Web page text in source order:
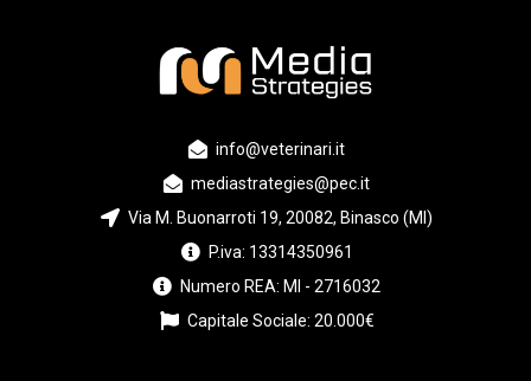
info@veterinari.it
mediastrategies@pec.it
Via M. Buonarroti 19, 20082, Binasco (MI)
P.iva: 13314350961
Numero REA: MI - 2716032
Capitale Sociale: 20.000€